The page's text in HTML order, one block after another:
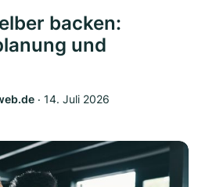
backen:
und
‧ 14. Juli 2026